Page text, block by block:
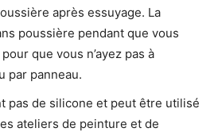
après essuyage. La
poussière pendant que vous
que vous n’ayez pas à
par panneau.
pas de silicone et peut être utilisé
ateliers de peinture et de